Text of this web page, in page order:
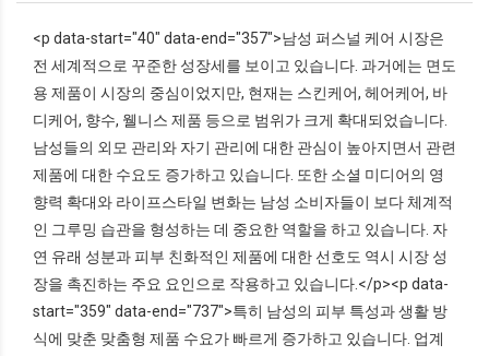
<p data-start="40" data-end="357">남성 퍼스널 케어 시장은
전 세계적으로 꾸준한 성장세를 보이고 있습니다. 과거에는 면도
용 제품이 시장의 중심이었지만, 현재는 스킨케어, 헤어케어, 바
디케어, 향수, 웰니스 제품 등으로 범위가 크게 확대되었습니다.
남성들의 외모 관리와 자기 관리에 대한 관심이 높아지면서 관련
제품에 대한 수요도 증가하고 있습니다. 또한 소셜 미디어의 영
향력 확대와 라이프스타일 변화는 남성 소비자들이 보다 체계적
인 그루밍 습관을 형성하는 데 중요한 역할을 하고 있습니다. 자
연 유래 성분과 피부 친화적인 제품에 대한 선호도 역시 시장 성
장을 촉진하는 주요 요인으로 작용하고 있습니다.</p><p data-
start="359" data-end="737">특히 남성의 피부 특성과 생활 방
식에 맞춘 맞춤형 제품 수요가 빠르게 증가하고 있습니다. 업계